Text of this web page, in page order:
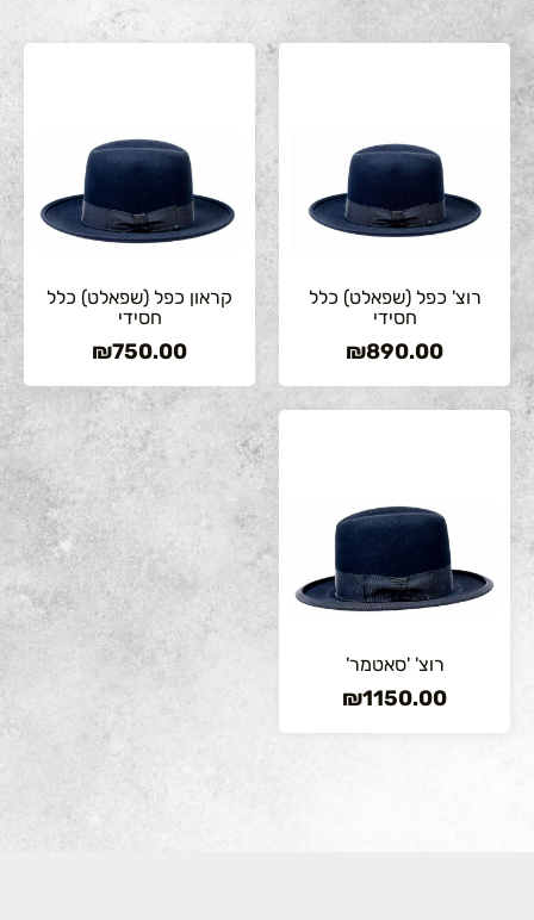
רוצ' כפל (שפאלט) כלל
חסידי
₪890.00
קראון כפל (שפאלט) כלל
חסידי
₪750.00
רוצ' 'סאטמר'
₪1150.00